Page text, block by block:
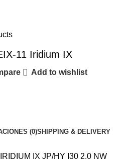
11 Iridium IX
Add to wishlist
(0)SHIPPING & DELIVERY
IX JP/HY I30 2.0 NW